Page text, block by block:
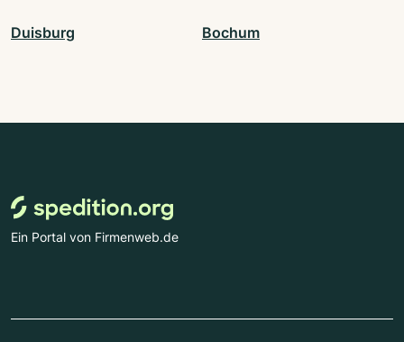
Duisburg Bochum
Ein Portal von Firmenweb.de